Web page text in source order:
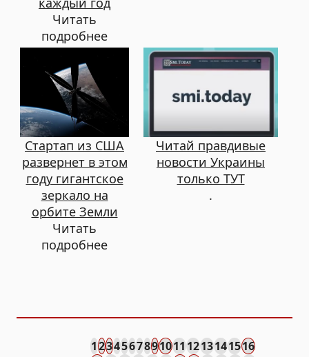
Читать
подробнее
Стартап из США
развернет в этом
году гигантское
зеркало на
орбите Земли
Читать
подробнее
Читай правдивые
новости Украины
только ТУТ
.
12345678910111213141516